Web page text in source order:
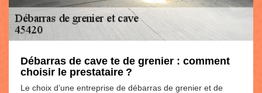
Débarras de cave te de grenier : comment
choisir le prestataire ?
Le choix d’une entreprise de débarras de grenier et de